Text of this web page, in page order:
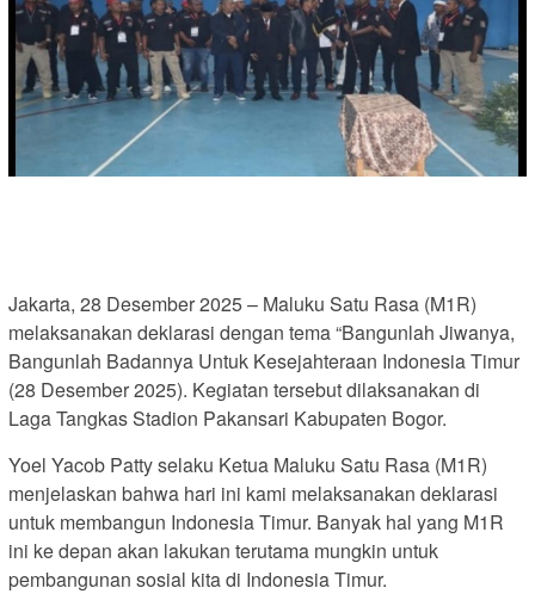
Jakarta, 28 Desember 2025 – Maluku Satu Rasa (M1R)
melaksanakan deklarasi dengan tema “Bangunlah Jiwanya,
Bangunlah Badannya Untuk Kesejahteraan Indonesia Timur
(28 Desember 2025). Kegiatan tersebut dilaksanakan di
Laga Tangkas Stadion Pakansari Kabupaten Bogor.
Yoel Yacob Patty selaku Ketua Maluku Satu Rasa (M1R)
menjelaskan bahwa hari ini kami melaksanakan deklarasi
untuk membangun Indonesia Timur. Banyak hal yang M1R
ini ke depan akan lakukan terutama mungkin untuk
pembangunan sosial kita di Indonesia Timur.